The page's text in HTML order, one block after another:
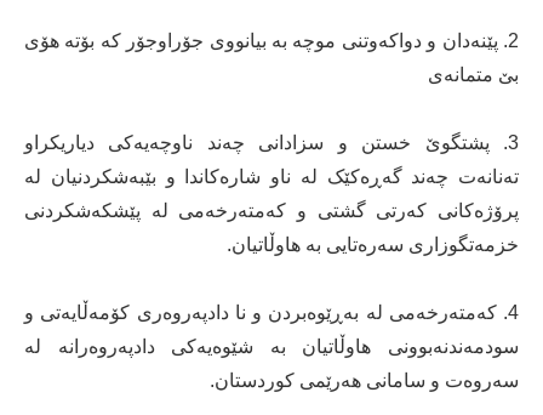
2. پێنەدان و دواکەوتنی موچە بە بیانووی جۆراوجۆر کە بۆتە هۆی
بێ متمانەی
3. پشتگوێ خستن و سزادانی چەند ناوچەیەکی دیاریکراو
تەنانەت چەند گەڕەکێک لە ناو شارەکاندا و بێبەشکردنیان لە
پرۆژەکانی کەرتی گشتی و کەمتەرخەمی لە پێشکەشکردنی
خزمەتگوزاری سەرەتایی بە هاوڵاتیان.
4. کەمتەرخەمی لە بەڕێوەبردن و نا دادپەروەری کۆمەڵایەتی و
سودمەندنەبوونی هاوڵاتیان بە شێوەیەکی دادپەروەرانە لە
سەروەت و سامانی هەرێمی کوردستان.